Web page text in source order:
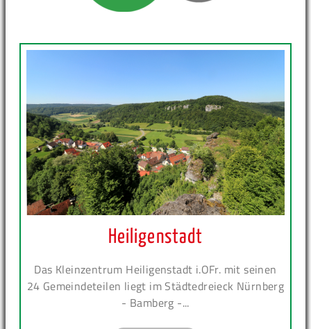
Heiligenstadt
Das Kleinzentrum Heiligenstadt i.OFr. mit seinen
24 Gemeindeteilen liegt im Städtedreieck Nürnberg
- Bamberg -...